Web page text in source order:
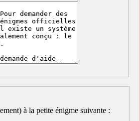
à la petite énigme suivante :